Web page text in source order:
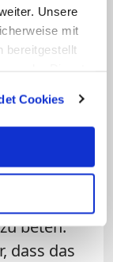
Unsere
mit
bereitgestellt
Cookies
Wir
mehr.
Kirche.
mein
beten.
dass das